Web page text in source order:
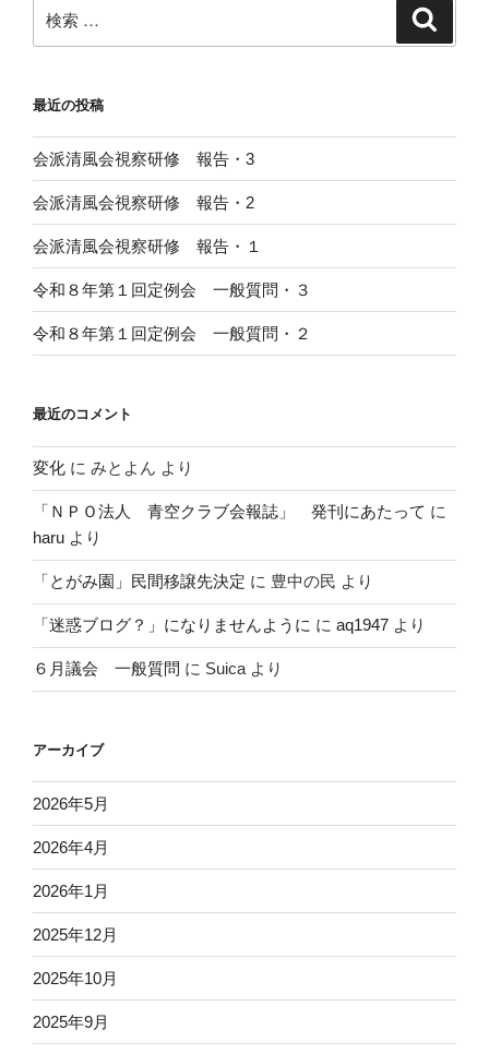
検
索:
最近の投稿
会派清風会視察研修 報告・3
会派清風会視察研修 報告・2
会派清風会視察研修 報告・１
令和８年第１回定例会 一般質問・３
令和８年第１回定例会 一般質問・２
最近のコメント
変化 に みとよん より
「ＮＰＯ法人 青空クラブ会報誌」 発刊にあたって に
haru より
「とがみ園」民間移譲先決定 に 豊中の民 より
「迷惑ブログ？」になりませんように に aq1947 より
６月議会 一般質問 に Suica より
アーカイブ
2026年5月
2026年4月
2026年1月
2025年12月
2025年10月
2025年9月